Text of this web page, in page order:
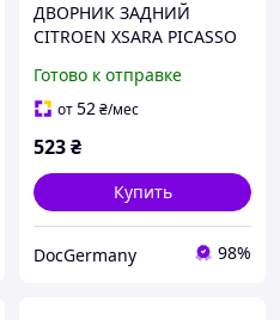
ДВОРНИК ЗАДНИЙ
CITROEN XSARA PICASSO
Готово к отправке
от52₴/мес
523₴
Купить
DocGermany 98%